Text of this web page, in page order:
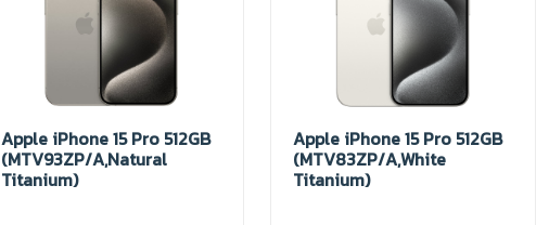
Apple iPhone 15 Pro 512GB
(MTV93ZP/A,Natural
Titanium)
Apple iPhone 15 Pro 512GB
(MTV83ZP/A,White
Titanium)